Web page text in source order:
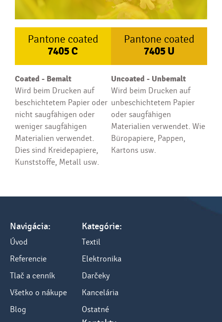
Pantone coated
7405C
Coated - Bemalt
Wird beim Drucken auf
beschichtetem Papier oder
nicht saugfähigen oder
weniger saugfähigen
Materialien verwendet.
Dies sind Kreidepapiere,
Kunststoffe, Metall usw.
Pantone coated
7405U
Uncoated - Unbemalt
Wird beim Drucken auf
unbeschichtetem Papier
oder saugfähigen
Materialien verwendet. Wie
Büropapiere, Pappen,
Kartons usw.
Navigácia:
Úvod
Referencie
Tlač a cenník
Všetko o nákupe
Blog
Kategórie:
Textil
Elektronika
Darčeky
Kancelária
Ostatné